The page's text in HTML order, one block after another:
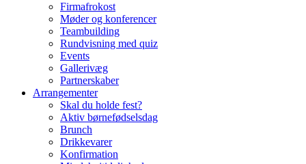
Firmafrokost
Møder og konferencer
Teambuilding
Rundvisning med quiz
Events
Gallerivæg
Partnerskaber
Arrangementer
Skal du holde fest?
Aktiv børnefødselsdag
Brunch
Drikkevarer
Konfirmation